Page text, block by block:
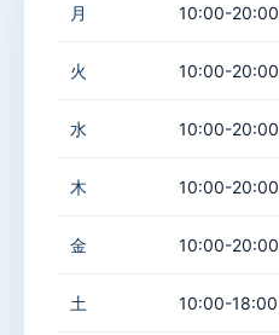
月 10:00-20:00
火 10:00-20:00
水 10:00-20:00
木 10:00-20:00
金 10:00-20:00
土 10:00-18:00